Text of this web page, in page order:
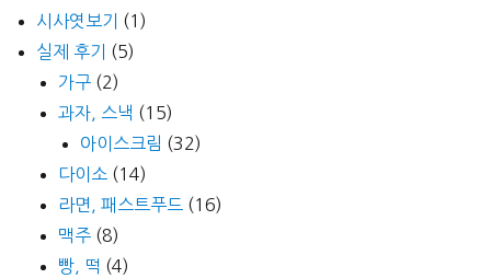
시사엿보기
(1)
실제 후기
(5)
가구 (2)
과자, 스낵 (15)
아이스크림 (32)
다이소 (14)
라면, 패스트푸드 (16)
맥주 (8)
빵, 떡 (4)